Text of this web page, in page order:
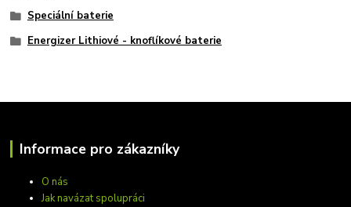
Speciální baterie
Energizer Lithiové - knoflíkové baterie
Informace pro zákazníky
O nás
Jak navázat spolupráci